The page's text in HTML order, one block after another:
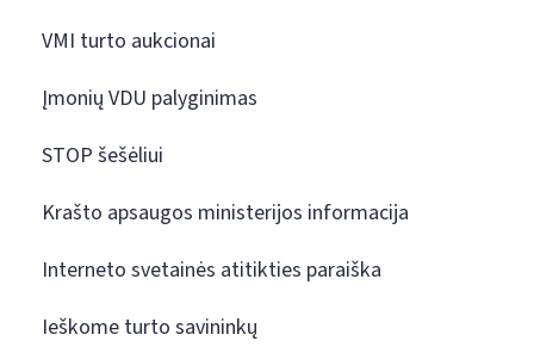
VMI turto aukcionai
Įmonių VDU palyginimas
STOP šešėliui
Krašto apsaugos ministerijos informacija
Interneto svetainės atitikties paraiška
Ieškome turto savininkų